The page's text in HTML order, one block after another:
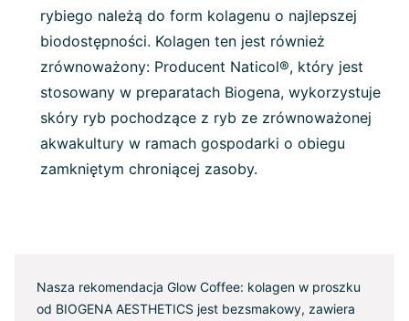
rybiego należą do form kolagenu o najlepszej
biodostępności. Kolagen ten jest również
zrównoważony: Producent Naticol®, który jest
stosowany w preparatach Biogena, wykorzystuje
skóry ryb pochodzące z ryb ze zrównoważonej
akwakultury w ramach gospodarki o obiegu
zamkniętym chroniącej zasoby.
Nasza rekomendacja Glow Coffee: kolagen w proszku
od BIOGENA AESTHETICS jest bezsmakowy, zawiera